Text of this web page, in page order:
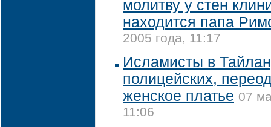
молитву у стен
находится папа
2005 года, 11:17
Исламисты в
полицейских,
женское платье 07
11:06